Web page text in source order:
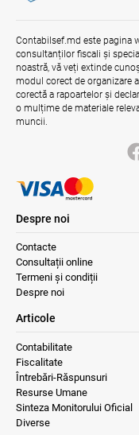
Contabilsef.md este pagina
consultanților fiscali și
noastră, vă veți extinde
modul corect de organizare
corectă a rapoartelor și
o mulțime de materiale
muncii.
Despre noi
Contacte
Consultații online
Termeni și condiții
Despre noi
Articole
Contabilitate
Fiscalitate
Întrebări-Răspunsuri
Resurse Umane
Sinteza Monitorului Oficial
Diverse